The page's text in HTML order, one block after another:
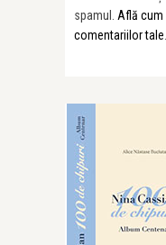
spamul. Află
comentariilor tale